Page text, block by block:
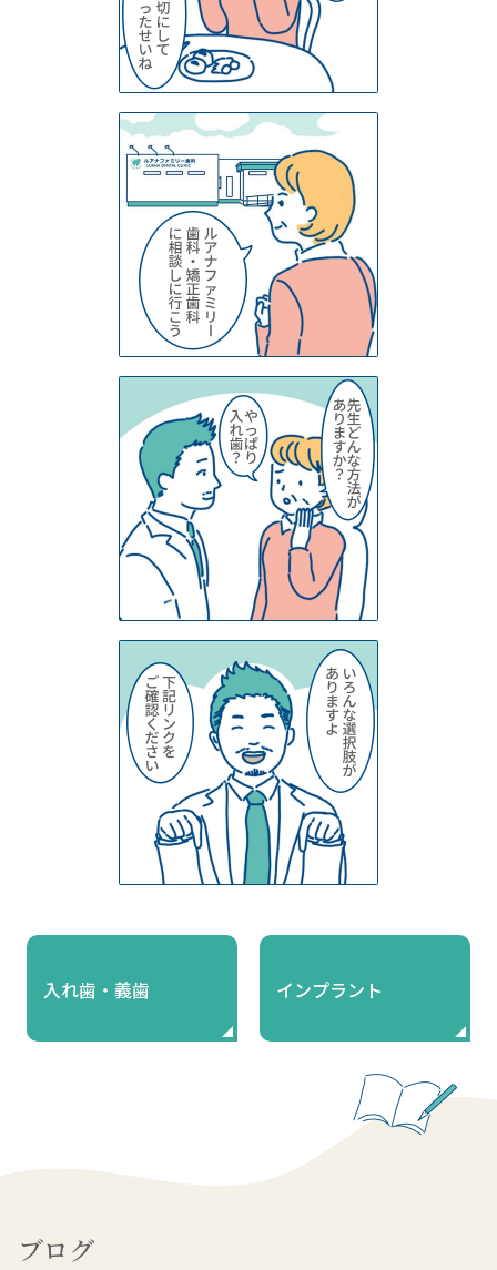
入れ歯・義歯 インプラント
ブログ